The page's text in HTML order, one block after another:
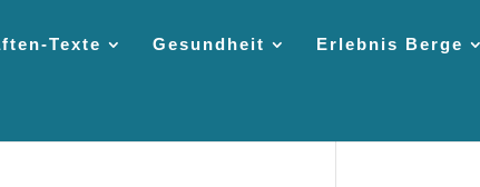
Texte Gesundheit Erlebnis Berge